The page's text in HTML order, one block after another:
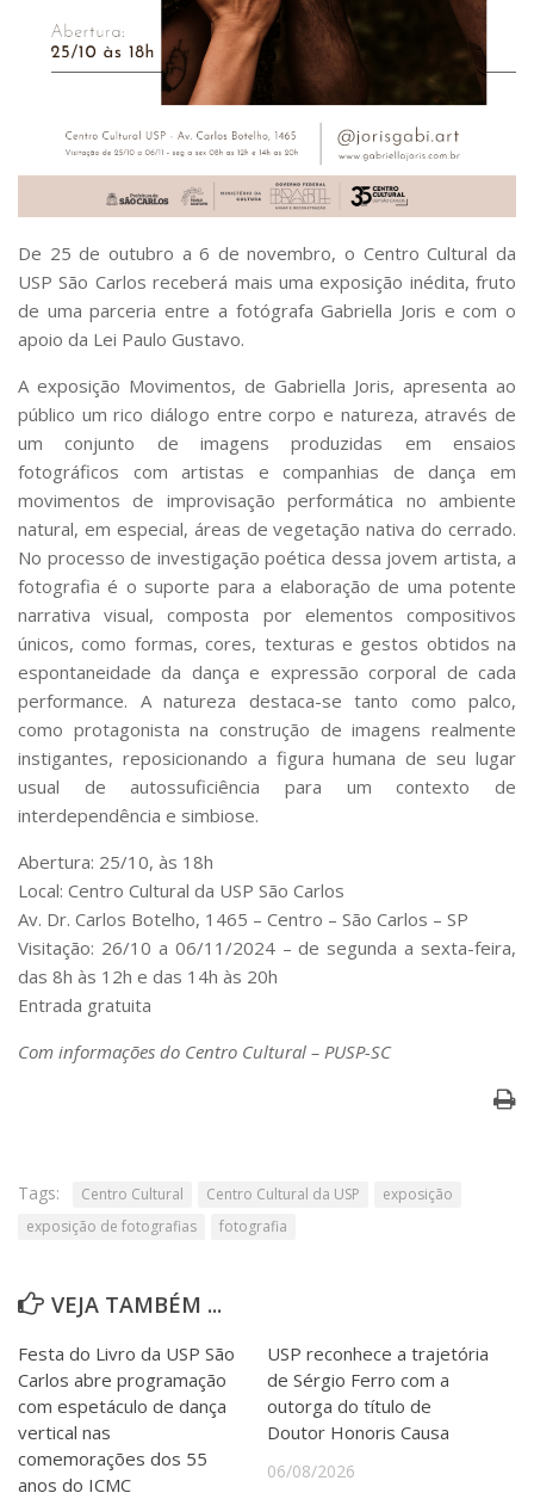
Bibliotecas
Apoio ao Estudante
Segurança, Trânsito e Prevenção
Outros serviços
Comunicação
Assessorias e Mídias
Aplicativos e Sites
Jornal da USP
Agenda de Eventos
Defesa de Teses
De 25 de outubro a 6 de novembro, o Centro Cultural da
USP São Carlos receberá mais uma exposição inédita, fruto
de uma parceria entre a fotógrafa Gabriella Joris e com o
apoio da Lei Paulo Gustavo.
A exposição Movimentos, de Gabriella Joris, apresenta ao
público um rico diálogo entre corpo e natureza, através de
um conjunto de imagens produzidas em ensaios
fotográficos com artistas e companhias de dança em
movimentos de improvisação performática no ambiente
natural, em especial, áreas de vegetação nativa do cerrado.
No processo de investigação poética dessa jovem artista, a
fotografia é o suporte para a elaboração de uma potente
narrativa visual, composta por elementos compositivos
únicos, como formas, cores, texturas e gestos obtidos na
espontaneidade da dança e expressão corporal de cada
performance. A natureza destaca-se tanto como palco,
como protagonista na construção de imagens realmente
instigantes, reposicionando a figura humana de seu lugar
usual de autossuficiência para um contexto de
interdependência e simbiose.
Abertura: 25/10, às 18h
Local: Centro Cultural da USP São Carlos
Av. Dr. Carlos Botelho, 1465 – Centro – São Carlos – SP
Visitação: 26/10 a 06/11/2024 – de segunda a sexta-feira,
das 8h às 12h e das 14h às 20h
Entrada gratuita
Com informações do Centro Cultural – PUSP-SC
Tags: Centro Cultural Centro Cultural da USP
exposição
exposição de fotografias
fotografia
VEJA TAMBÉM ...
Festa do Livro da USP São
Carlos abre programação
com espetáculo de dança
vertical nas
comemorações dos 55
anos do ICMC
USP reconhece a trajetória
de Sérgio Ferro com a
outorga do título de
Doutor Honoris Causa
06/08/2026